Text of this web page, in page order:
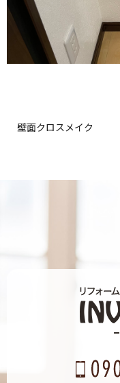
壁面クロスメイク